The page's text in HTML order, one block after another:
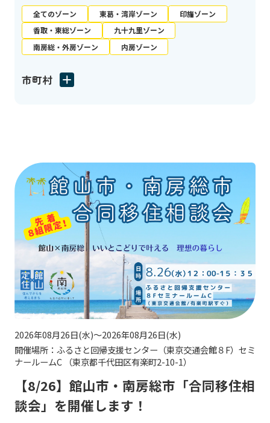
全てのゾーン 東葛・湾岸ゾーン
印旛ゾーン
香取・東総ゾーン
九十九里ゾーン
南房総・外房ゾーン
内房ゾーン
市町村
2026年08月26日(水)～2026年08月26日(水)
開催場所：ふるさと回帰支援センター（東京交通会館８F）セミ
ナールームC （東京都千代田区有楽町2-10-1）
【8/26】館山市・南房総市「合同移住相
談会」を開催します！